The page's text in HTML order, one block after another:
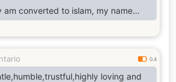
am converted to islam, my name
estate entrepreneur here in Canada
0.4
loving and